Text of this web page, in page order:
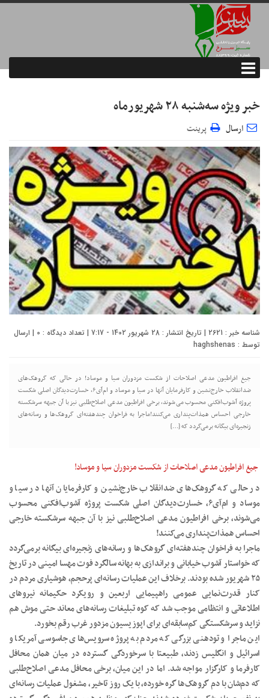
خبر ویژه سه‌شنبه ۲۸ شهریورماه
ارسال پرینت
شناسه خبر : 2621 | تاریخ انتشار : 28 شهریور 1402 - 7:17 | تعداد دیدگاه : 0 | ارسال
توسط : haghshenas
جیغ افراطیون مدعی اصلاحات از شکست مزدوران سیا و موساد! در حالی که گروهک‌های
ضدانقلاب خارج‌نشین و کارفرمایان آنها در سیا و موساد و ام‌آی۶، خسارت‌دیدگان اصلی شکست
پروژه آشوب‌افکنی محسوب می‌شوند، برخی افراطیون مدعی اصلاح‌طلبی نیز با آن جبهه سرشکسته
خارجی احساس همذات‌پنداری می‌کنند!ماجرا به فراخوان چندهفته‌ای گروهک‌ها و رسانه‌های
زنجیره‌ای بیگانه برمی‌گردد که […]
جیغ افراطیون مدعی اصلاحات از شکست مزدوران سیا و موساد!
در حالی که گروهک‌های ضدانقلاب خارج‌نشین و کارفرمایان آنها در سیا و
موساد و ام‌آی۶، خسارت‌دیدگان اصلی شکست پروژه آشوب‌افکنی محسوب
می‌شوند، برخی افراطیون مدعی اصلاح‌طلبی نیز با آن جبهه سرشکسته خارجی
احساس همذات‌پنداری می‌کنند!
ماجرا به فراخوان چندهفته‌ای گروهک‌ها و رسانه‌های زنجیره‌ای بیگانه برمی‌گردد
که خواستار آشوب خیابانی و براندازی به بهانه سالگرد فوت مهسا امینی در تاریخ
۲۵ شهریور شده بودند. برخلاف این عملیات رسانه‌ای پرحجم، هوشیاری مردم در
کنار قدرت‌نمایی عمومی راهپیمایی اربعین و رویکرد حکیمانه نیروهای
اطلاعاتی و انتظامی موجب شد که کوه تبلیغات رسانه‌های معاند حتی موش هم
نزاید و سرشکستگی کم‌سابقه‌ای برای اپوزیسیون مزدور غرب رقم بخورد.
این ماجرا و تودهنی بزرگی که مردم به پروژه سرویس‌های جاسوسی آمریکا و
اسرائیل و انگلیس زدند، طبیعتا با سرخوردگی گسترده در میان همان محافل
کارفرما و کارگزار مواجه شد. اما در این میان، برخی محافل مدعی اصلاح‌طلبی
که دم‌شان با دم گروهک‌ها گره خورده، با یک روز تاخیر، مشغول عملیات رسانه‌ای